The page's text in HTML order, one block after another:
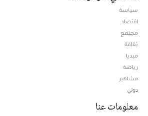
سياسة
اقتصاد
مجتمع
ثقافة
ميديا
رياضة
مشاهير
دولي
معلومات عنا